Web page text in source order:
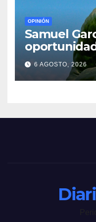
OPINIÓN
Samuel
generación
6 AGOSTO, 2026